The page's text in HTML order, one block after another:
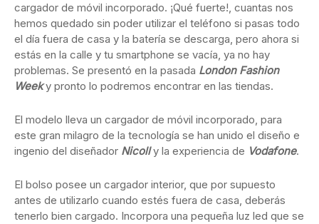
cargador de móvil incorporado. ¡Qué fuerte!, cuantas nos
hemos quedado sin poder utilizar el teléfono si pasas todo
el día fuera de casa y la batería se descarga, pero ahora si
estás en la calle y tu smartphone se vacía, ya no hay
problemas. Se presentó en la pasada London Fashion
Weeky pronto lo podremos encontrar en las tiendas.
El modelo lleva un cargador de móvil incorporado, para
este gran milagro de la tecnología se han unido el diseño e
ingenio del diseñador Nicolly la experiencia de Vodafone.
El bolso posee un cargador interior, que por supuesto
antes de utilizarlo cuando estés fuera de casa, deberás
tenerlo bien cargado. Incorpora una pequeña luz led que se